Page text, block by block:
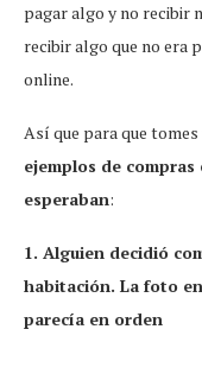
pagar algo y no recibir
recibir algo que no era
online.
Así que para que
ejemplos de
esperaban:
1. Alguien decidió
habitación. La foto
parecía en orden